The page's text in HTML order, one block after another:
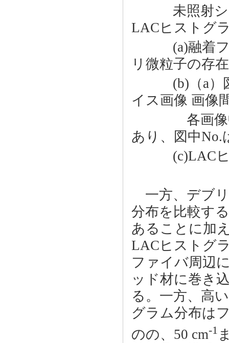
未照射シン
LACヒストグ
(a)融着ファ
リ微粒子の存
(b)（a）図
イス画像 画像
各画像中円
あり、図中No.
(c)LACヒ
一方、デブ
分布を比較す
あることに加
LACヒストグ
ファイバ周辺
ッド材に巻き
る。一方、高
グラム分布は
のの、50 cm-1